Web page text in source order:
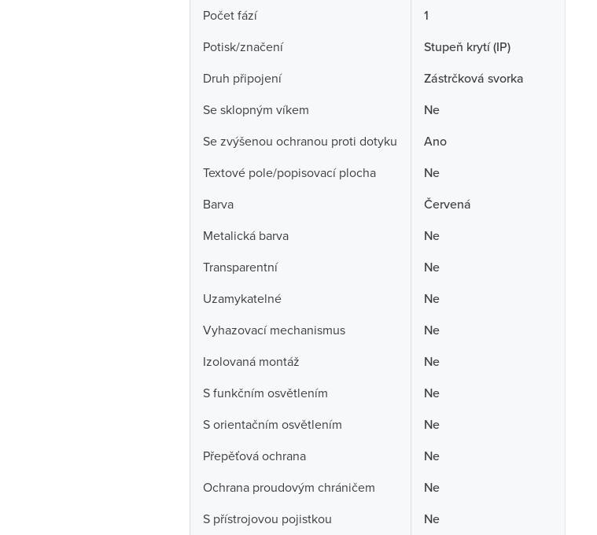
Počet fází
1
Potisk/značení
Stupeň krytí (IP)
Druh připojení
Zástrčková svorka
Se sklopným víkem
Ne
Se zvýšenou ochranou proti dotyku
Ano
Textové pole/popisovací plocha
Ne
Barva
Červená
Metalická barva
Ne
Transparentní
Ne
Uzamykatelné
Ne
Vyhazovací mechanismus
Ne
Izolovaná montáž
Ne
S funkčním osvětlením
Ne
S orientačním osvětlením
Ne
Přepěťová ochrana
Ne
Ochrana proudovým chráničem
Ne
S přístrojovou pojistkou
Ne